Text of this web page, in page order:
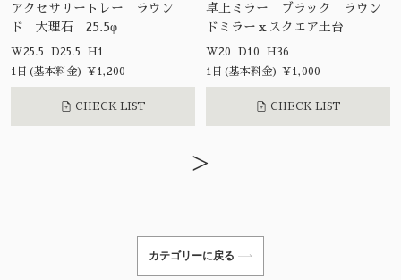
アクセサリートレー ラウン
ド 大理石 25.5φ
W25.5 D25.5 H1
1日(基本料金) ¥1,200
CHECK LIST
卓上ミラー ブラック ラウン
ドミラーｘスクエア土台
W20 D10 H36
1日(基本料金) ¥1,000
CHECK LIST
>
カテゴリーに戻る